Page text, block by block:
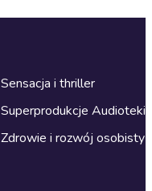
Sensacja i thriller
Superprodukcje Audioteki
Zdrowie i rozwój osobisty